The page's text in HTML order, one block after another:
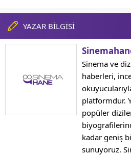
YAZAR BİLGİSİ
Sinema ve
haberleri,
platformdur.
popüler
kadar geniş
sunuyoruz.